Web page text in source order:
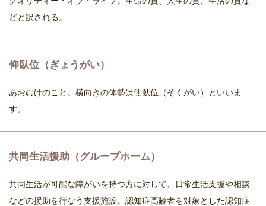
どと訳される。
仰臥位（ぎょうがい）
あおむけのこと。横向きの体勢は側臥位（そくがい）といいま
す。
共同生活援助（グループホーム）
共同生活が可能な障がいを持つ方に対して、日常生活支援や相談
などの援助を行なう支援施設。認知症高齢者を対象とした認知症